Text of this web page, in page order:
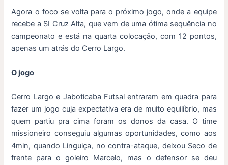
Agora o foco se volta para o próximo jogo, onde a equipe
recebe a SI Cruz Alta, que vem de uma ótima sequência no
campeonato e está na quarta colocação, com 12 pontos,
apenas um atrás do Cerro Largo.
O jogo
Cerro Largo e Jaboticaba Futsal entraram em quadra para
fazer um jogo cuja expectativa era de muito equilíbrio, mas
quem partiu pra cima foram os donos da casa. O time
missioneiro conseguiu algumas oportunidades, como aos
4min, quando Linguiça, no contra-ataque, deixou Seco de
frente para o goleiro Marcelo, mas o defensor se deu